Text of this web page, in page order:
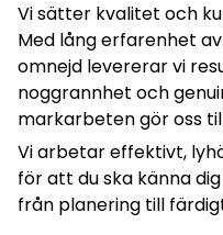
Vi sätter kvalitet och
Med lång erfarenhet
omnejd levererar vi
noggrannhet och
markarbeten gör oss
Vi arbetar effektivt,
för att du ska känna
från planering till